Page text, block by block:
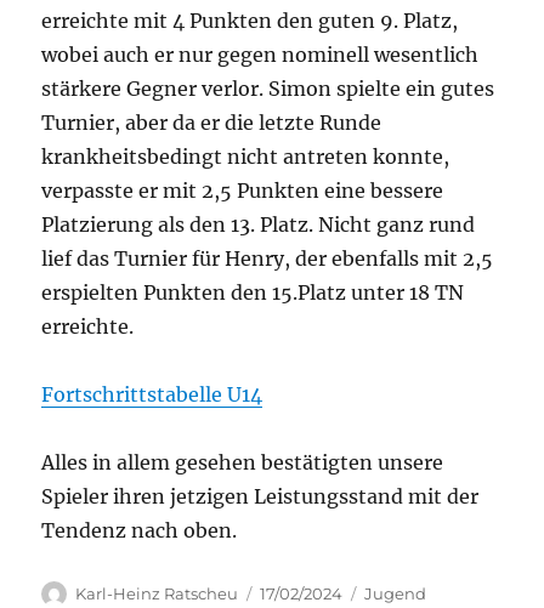
erreichte mit 4 Punkten den guten 9. Platz,
wobei auch er nur gegen nominell wesentlich
stärkere Gegner verlor. Simon spielte ein gutes
Turnier, aber da er die letzte Runde
krankheitsbedingt nicht antreten konnte,
verpasste er mit 2,5 Punkten eine bessere
Platzierung als den 13. Platz. Nicht ganz rund
lief das Turnier für Henry, der ebenfalls mit 2,5
erspielten Punkten den 15.Platz unter 18 TN
erreichte.
Fortschrittstabelle U14
Alles in allem gesehen bestätigten unsere
Spieler ihren jetzigen Leistungsstand mit der
Tendenz nach oben.
Autor
Karl-Heinz Ratscheu
Veröffentlicht
17/02/2024 Kategorien
Jugend